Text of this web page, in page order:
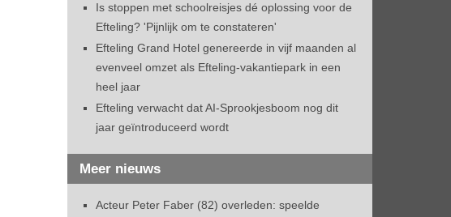
Is stoppen met schoolreisjes dé oplossing voor de
Efteling? 'Pijnlijk om te constateren'
Efteling Grand Hotel genereerde in vijf maanden al
evenveel omzet als Efteling-vakantiepark in een
heel jaar
Efteling verwacht dat AI-Sprookjesboom nog dit
jaar geïntroduceerd wordt
Meer nieuws
Acteur Peter Faber (82) overleden: speelde